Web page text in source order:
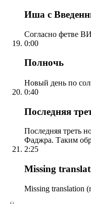
Иша с
Согласно фетве
0:00
Полночь
0:40
Последняя
Последняя треть
Фаджра. Таким
2:25
Missing
Missing translation